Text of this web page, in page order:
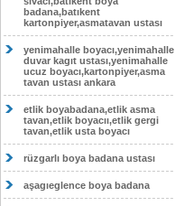
badana,batıkent
kartonpiyer,asmatavan ustası
yenimahalle boyacı,yenimahalle
duvar kagıt ustası,yenimahalle
ucuz boyacı,kartonpiyer,asma
tavan ustası ankara
etlik boyabadana,etlik asma
tavan,etlik boyacıı,etlik gergi
tavan,etlik usta boyacı
rüzgarlı boya badana ustası
aşagıeglence boya badana